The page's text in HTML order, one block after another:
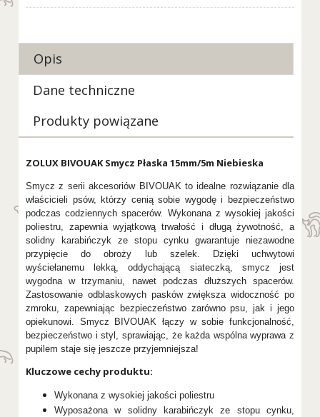
Opis
Dane techniczne
Produkty powiązane
ZOLUX BIVOUAK Smycz Płaska 15mm/5m Niebieska
Smycz z serii akcesoriów BIVOUAK to idealne rozwiązanie dla
właścicieli psów, którzy cenią sobie wygodę i bezpieczeństwo
podczas codziennych spacerów. Wykonana z wysokiej jakości
poliestru, zapewnia wyjątkową trwałość i długą żywotność, a
solidny karabińczyk ze stopu cynku gwarantuje niezawodne
przypięcie do obroży lub szelek. Dzięki uchwytowi
wyściełanemu lekką, oddychającą siateczką, smycz jest
wygodna w trzymaniu, nawet podczas dłuższych spacerów.
Zastosowanie odblaskowych pasków zwiększa widoczność po
zmroku, zapewniając bezpieczeństwo zarówno psu, jak i jego
opiekunowi. Smycz BIVOUAK łączy w sobie funkcjonalność,
bezpieczeństwo i styl, sprawiając, że każda wspólna wyprawa z
pupilem staje się jeszcze przyjemniejsza!
Kluczowe cechy produktu:
Wykonana z wysokiej jakości poliestru
Wyposażona w solidny karabińczyk ze stopu cynku,